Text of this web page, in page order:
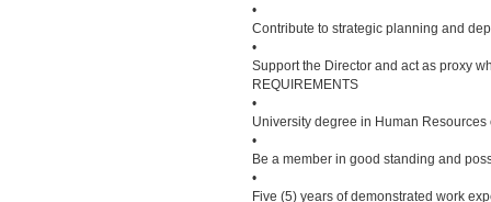
•
Contribute to strategic planning and
•
Support the Director and act as proxy
REQUIREMENTS
•
University degree in Human
•
Be a member in good standing and
•
Five (5) years of demonstrated work